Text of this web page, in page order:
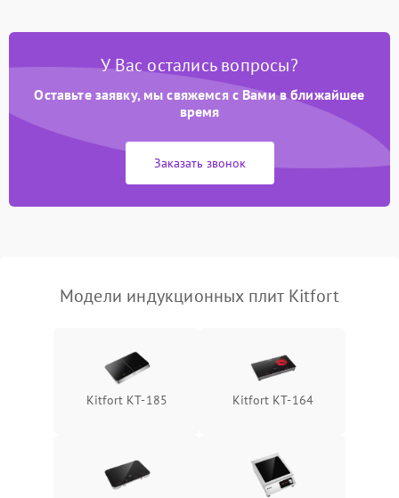
У Вас остались вопросы?
Оставьте заявку, мы свяжемся с Вами в ближайшее
время
Заказать звонок
Модели индукционных плит Kitfort
Kitfort КТ-185 Kitfort КТ-164